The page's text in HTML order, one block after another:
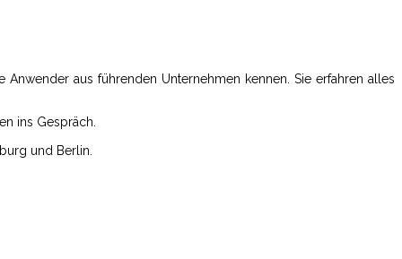
aus führenden Unternehmen kennen. Sie erfahren alles
ins Gespräch.
und Berlin.